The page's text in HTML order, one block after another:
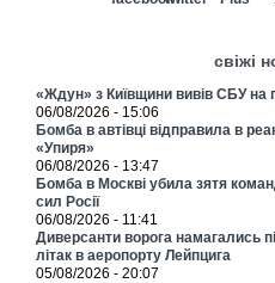
свіжі
«Ждун» з Київщини вивів СБУ на
06/08/2026 - 15:06
Бомба в автівці відправила в
«Упиря»
06/08/2026 - 13:47
Бомба в Москві убила зятя
сил Росії
06/08/2026 - 11:41
Диверсанти ворога намагались
літак в аеропорту Лейпцига
05/08/2026 - 20:07